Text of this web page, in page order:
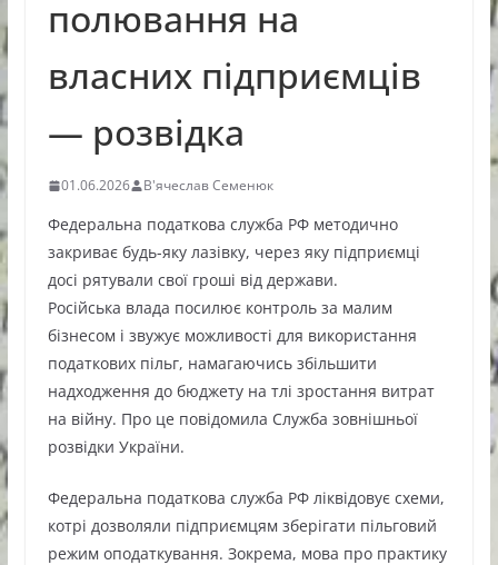
полювання на
власних підприємців
— розвідка
01.06.2026 В'ячеслав Семенюк
Федеральна податкова служба РФ методично
закриває будь-яку лазівку, через яку підприємці
досі рятували свої гроші від держави.
Російська влада посилює контроль за малим
бізнесом і звужує можливості для використання
податкових пільг, намагаючись збільшити
надходження до бюджету на тлі зростання витрат
на війну. Про це повідомила Служба зовнішньої
розвідки України.
Федеральна податкова служба РФ ліквідовує схеми,
котрі дозволяли підприємцям зберігати пільговий
режим оподаткування. Зокрема, мова про практику